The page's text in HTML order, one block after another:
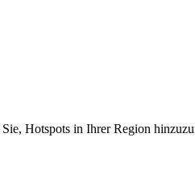
Hotspots in Ihrer Region